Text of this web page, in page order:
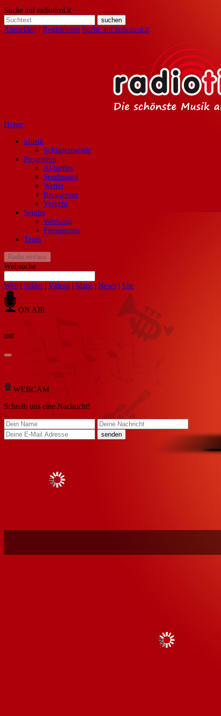
Suche auf radiotirol.it
Anmelden /Registrieren Suche auf radiotirol.it
Home
Musik
Schlagerparade
Programm
Aktuelles
Sendungen
Wetter
Bergwetter
Verkehr
Sender
Werbung
Frequenzen
Team
Radio ein/aus
Websuche
Web | Bilder| Videos | Maps | News | Site
ON AIR
mit
WEBCAM
Schreib uns eine Nachricht!